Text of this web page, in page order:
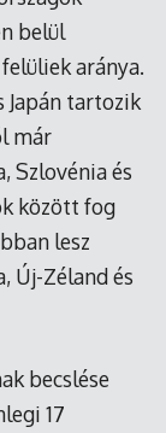
belül
aránya.
Japán tartozik
már
Szlovénia és
között fog
lesz
Új-Zéland és
becslése
17